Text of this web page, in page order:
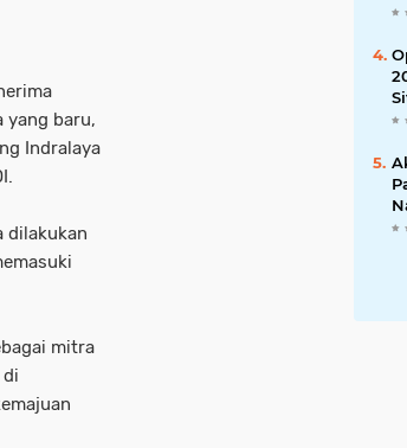
yang baru,
Indralaya
dilakukan
mitra
di